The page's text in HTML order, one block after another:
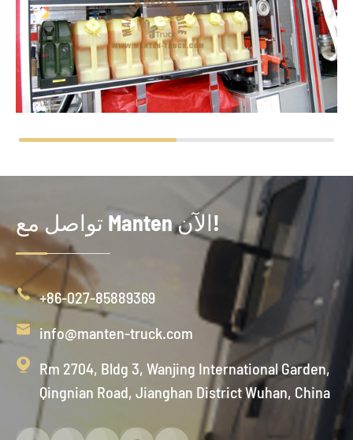
تواصل مع Manten الآن!
 +86-027-85889369
 info@manten-truck.com

Rm 2704, Bldg 3, Wanjing International Garden,
Qingnian Road, Jianghan District Wuhan, China